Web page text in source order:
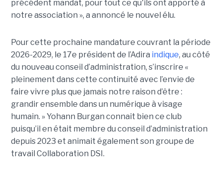
précédent mandat, pour tout ce qu'ils ont apporté à
notre association », a annoncé le nouvel élu.
Pour cette prochaine mandature couvrant la période
2026-2029, le 17e président de l’Adira indique, au côté
du nouveau conseil d’administration, s’inscrire «
pleinement dans cette continuité avec l’envie de
faire vivre plus que jamais notre raison d’être :
grandir ensemble dans un numérique à visage
humain. »Yohann Burgan connait bien ce club
puisqu’il en était membre du conseil d’administration
depuis 2023 et animait également son groupe de
travail Collaboration DSI.